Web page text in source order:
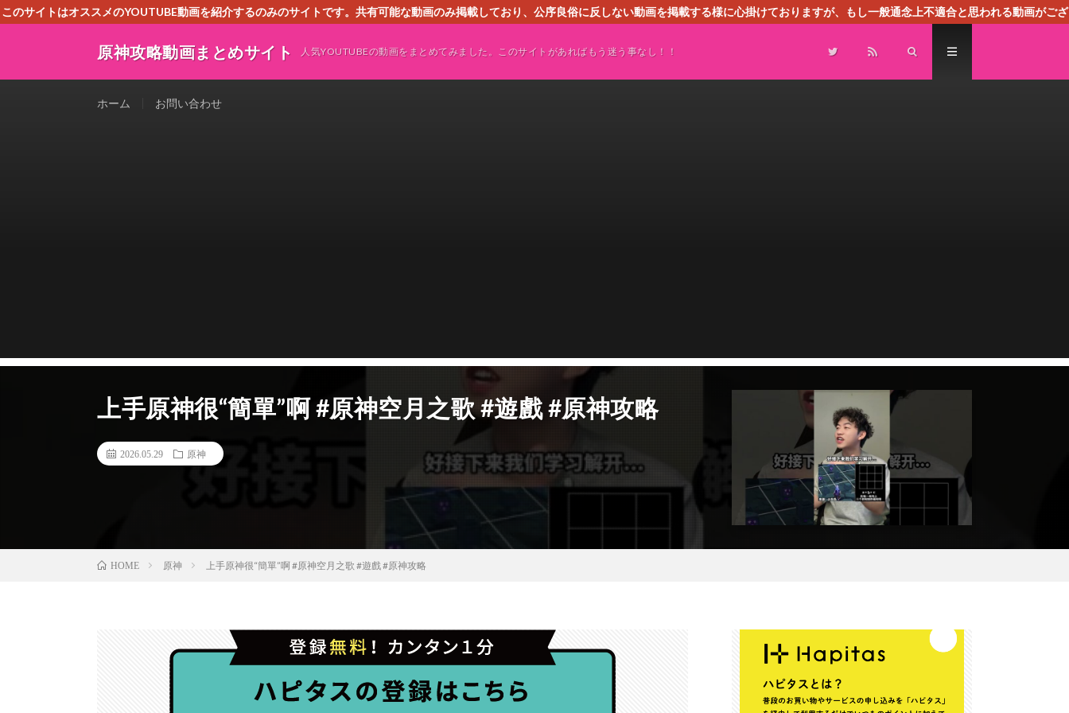
このサイトはオススメのYOUTUBE動画を紹介するのみのサイトです。共有可能な動画のみ掲載しており、公序良俗に反しない動画を掲載する様に心掛けておりますが、もし一般通念上不適合と思われる動画がござ
原神攻略動画まとめサイト 人気YOUTUBEの動画をまとめてみました。このサイトがあればもう迷う事なし！！
ホーム お問い合わせ
上手原神很“簡單”啊 #原神空月之歌 #遊戲 #原神攻略
2026.05.29 原神
HOME 原神 上手原神很“簡單”啊 #原神空月之歌 #遊戲 #原神攻略